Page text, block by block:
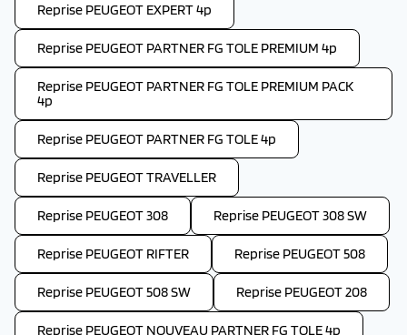
Reprise PEUGEOT EXPERT 4p
Reprise PEUGEOT PARTNER FG TOLE PREMIUM 4p
Reprise PEUGEOT PARTNER FG TOLE PREMIUM PACK
4p
Reprise PEUGEOT PARTNER FG TOLE 4p
Reprise PEUGEOT TRAVELLER
Reprise PEUGEOT 308 Reprise PEUGEOT 308 SW
Reprise PEUGEOT RIFTER Reprise PEUGEOT 508
Reprise PEUGEOT 508 SW Reprise PEUGEOT 208
Reprise PEUGEOT NOUVEAU PARTNER FG TOLE 4p